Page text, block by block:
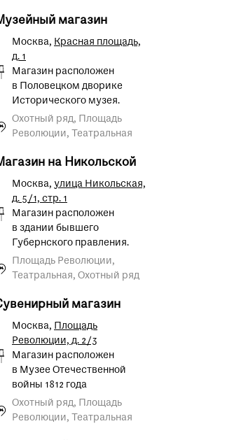
магазин
Москва, Красная площадь,
д. 1
Магазин расположен
в Половецком дворике
Исторического музея.
Охотный ряд, Площадь
Революции, Театральная
на Никольской
Москва, улица Никольская,
д. 5/1, стр. 1
Магазин расположен
в здании бывшего
Губернского правления.
Площадь Революции,
Театральная, Охотный ряд
магазин
Москва, Площадь
Революции, д. 2/3
Магазин расположен
в Музее Отечественной
войны 1812 года
Охотный ряд, Площадь
Революции, Театральная